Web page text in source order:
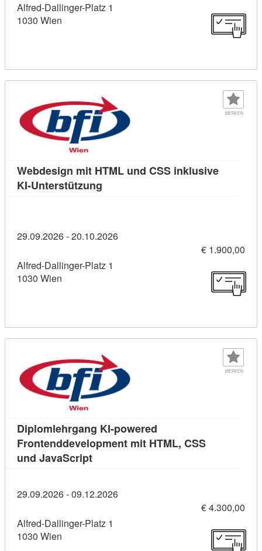
Alfred-Dallinger-Platz 1
1030 Wien
MERKEN
Webdesign mit HTML und CSS inklusive
KI-Unterstützung
29.09.2026 - 20.10.2026
€ 1.900,00
Alfred-Dallinger-Platz 1
1030 Wien
MERKEN
Diplomlehrgang KI-powered
Frontenddevelopment mit HTML, CSS
und JavaScriptKursdetail: Diplomlehrgang KI-
29.09.2026 - 09.12.2026
€ 4.300,00
Alfred-Dallinger-Platz 1
1030 Wien